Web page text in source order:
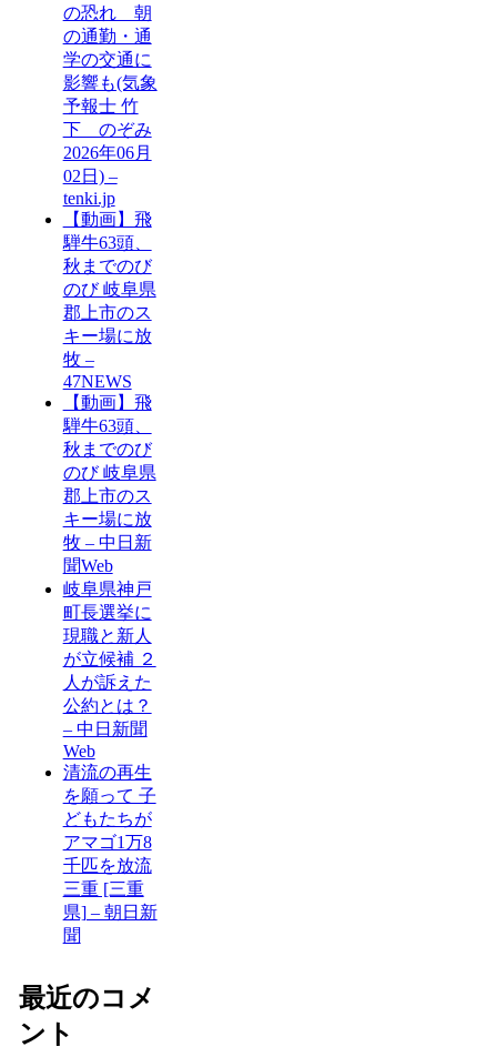
の恐れ 朝
の通勤・通
学の交通に
影響も(気象
予報士 竹
下 のぞみ
2026年06月
02日) –
tenki.jp
【動画】飛
騨牛63頭、
秋までのび
のび 岐阜県
郡上市のス
キー場に放
牧 –
47NEWS
【動画】飛
騨牛63頭、
秋までのび
のび 岐阜県
郡上市のス
キー場に放
牧 – 中日新
聞Web
岐阜県神戸
町長選挙に
現職と新人
が立候補 ２
人が訴えた
公約とは？
– 中日新聞
Web
清流の再生
を願って 子
どもたちが
アマゴ1万8
千匹を放流
三重 [三重
県] – 朝日新
聞
最近のコメ
ント